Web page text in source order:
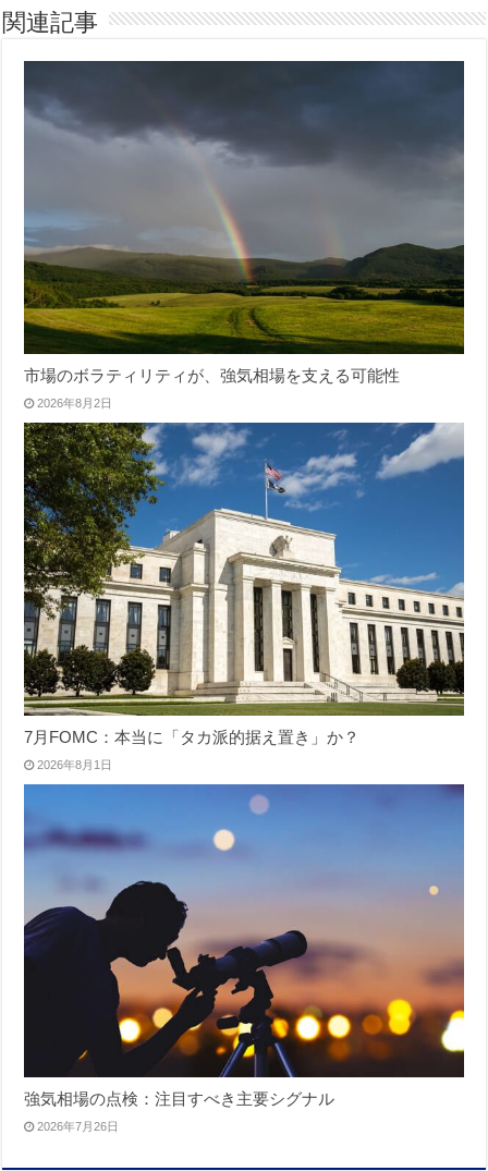
関連記事
市場のボラティリティが、強気相場を支える可能性
2026年8月2日
7月FOMC：本当に「タカ派的据え置き」か？
2026年8月1日
強気相場の点検：注目すべき主要シグナル
2026年7月26日